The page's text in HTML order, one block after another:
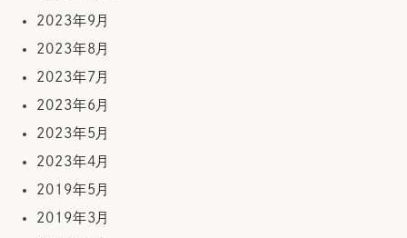
2023年9月
2023年8月
2023年7月
2023年6月
2023年5月
2023年4月
2019年5月
2019年3月